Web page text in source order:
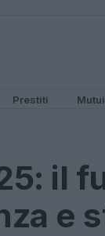
Prestiti Mutui
il
e